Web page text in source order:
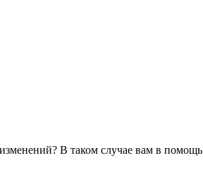
В таком случае вам в